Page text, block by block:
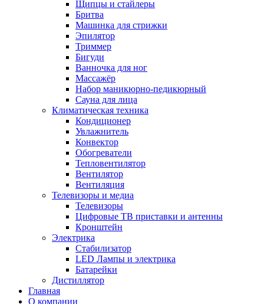
Щипцы и стайлеры
Бритва
Машинка для стрижки
Эпилятор
Триммер
Бигуди
Ванночка для ног
Массажёр
Набор маникюрно-педикюрный
Сауна для лица
Климатическая техника
Кондиционер
Увлажнитель
Конвектор
Обогреватели
Тепловентилятор
Вентилятор
Вентиляция
Телевизоры и медиа
Телевизоры
Цифровые ТВ приставки и антенны
Кронштейн
Электрика
Стабилизатор
LED Лампы и электрика
Батарейки
Дистиллятор
Главная
О компании